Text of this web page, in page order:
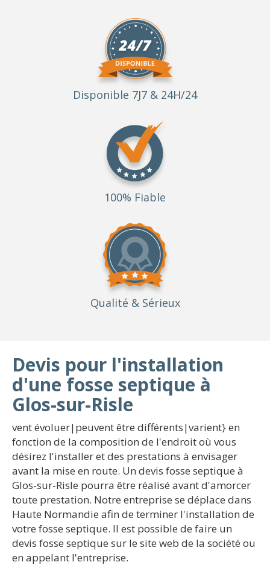
Disponible 7J7 & 24H/24
100% Fiable
Qualité & Sérieux
Devis pour l'installation
d'une fosse septique à
Glos-sur-Risle
vent évoluer|peuvent être différents|varient} en
fonction de la composition de l'endroit où vous
désirez l'installer et des prestations à envisager
avant la mise en route. Un devis fosse septique à
Glos-sur-Risle pourra être réalisé avant d'amorcer
toute prestation. Notre entreprise se déplace dans
Haute Normandie afin de terminer l'installation de
votre fosse septique. Il est possible de faire un
devis fosse septique sur le site web de la société ou
en appelant l'entreprise.